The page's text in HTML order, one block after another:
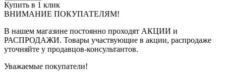
Купить в 1 клик
ВНИМАНИЕ ПОКУПАТЕЛЯМ!
В нашем магазине постоянно проходят АКЦИИ и
РАСПРОДАЖИ. Товары участвующие в акции, распродаже
уточняйте у продавцов-консультантов.
Уважаемые покупатели!